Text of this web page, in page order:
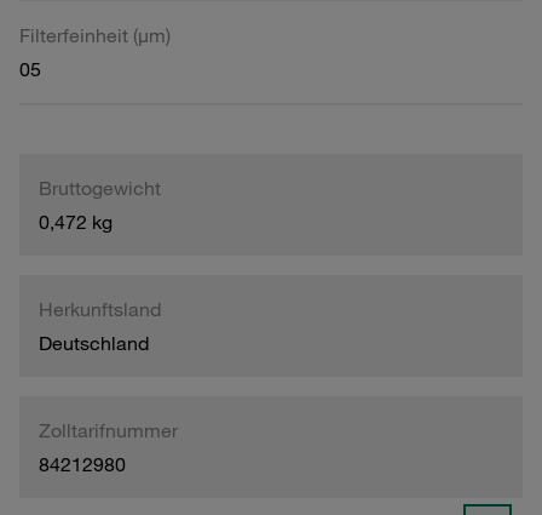
Filterfeinheit (µm)
05
Bruttogewicht
0,472 kg
Herkunftsland
Deutschland
Zolltarifnummer
84212980